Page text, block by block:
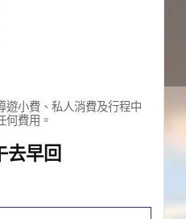
遊小費、私人消費及行程中
何費用。
去早回